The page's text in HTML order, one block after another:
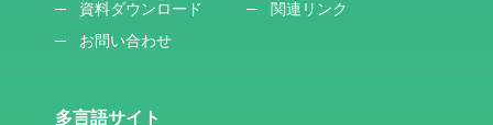
資料ダウンロード
関連リンク
お問い合わせ
多言語サイト